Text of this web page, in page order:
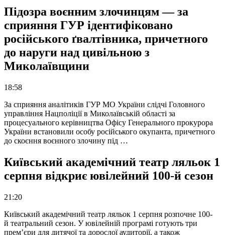
Підозра воєнним злочинцям — за
сприяння ГУР ідентифіковано
російського ґвалтівника, причетного
до наруги над цивільною з
Миколаївщини
18:58
За сприяння аналітиків ГУР МО України слідчі Головного
управління Нацполіції в Миколаївській області за
процесуального керівництва Офісу Генерального прокурора
України встановили особу російського окупанта, причетного
до скоєння воєнного злочину під …
Київський академічний театр ляльок 1
серпня відкриє ювілейний 100-й сезон
21:20
Київський академічний театр ляльок 1 серпня розпочне 100-
й театральний сезон. У ювілейній програмі готують три
прем’єри для дитячої та дорослої аудиторії, а також